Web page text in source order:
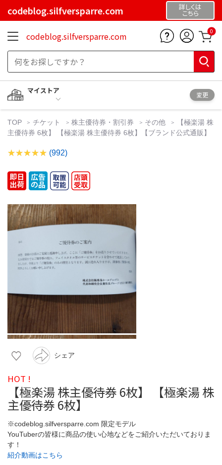
codeblog.silfversparre.com 詳しくは
こちら
codeblog.silfversparre.com 0
マイストア
変更
TOP チケット 株主優待券・割引券 その他
【極楽湯 株
主優待券 6枚】 【極楽湯 株主優待券 6枚】【ブランド公式通販】
(992)
シェア
HOT !
【極楽湯 株主優待券 6枚】 【極楽湯 株
主優待券 6枚】
※codeblog.silfversparre.com 限定モデル
YouTuberの皆様に商品の使い心地などをご紹介いただいておりま
す！
紹介動画はこちら